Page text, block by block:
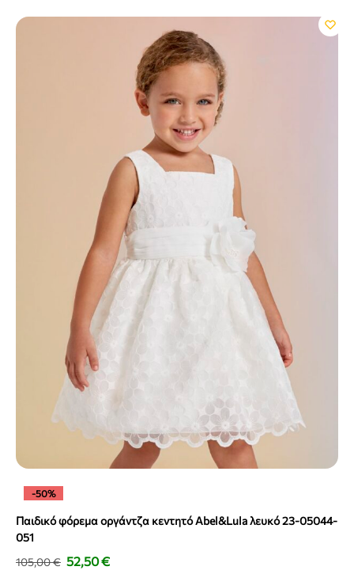
-50%
Παιδικό φόρεμα οργάντζα κεντητό Abel&Lula λευκό 23-05044-
051
105,00€ 52,50€